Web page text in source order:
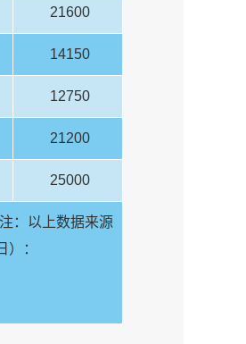
21600
14150
12750
21200
25000
：以上数据来源
：